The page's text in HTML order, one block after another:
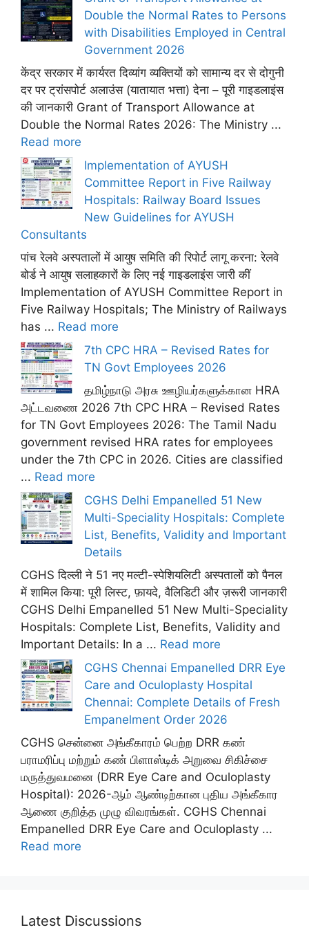
Double the Normal Rates to Persons
with Disabilities Employed in Central
Government 2026
केंद्र सरकार में कार्यरत दिव्यांग व्यक्तियों को सामान्य दर से दोगुनी
दर पर ट्रांसपोर्ट अलाउंस (यातायात भत्ता) देना – पूरी गाइडलाइंस
की जानकारी Grant of Transport Allowance at
Double the Normal Rates 2026: The Ministry ...
Read more
Implementation of AYUSH
Committee Report in Five Railway
Hospitals: Railway Board Issues
New Guidelines for AYUSH
Consultants
पांच रेलवे अस्पतालों में आयुष समिति की रिपोर्ट लागू करना: रेलवे
बोर्ड ने आयुष सलाहकारों के लिए नई गाइडलाइंस जारी कीं
Implementation of AYUSH Committee Report in
Five Railway Hospitals; The Ministry of Railways
has ... Read more
7th CPC HRA – Revised Rates for
TN Govt Employees 2026
தமிழ்நாடு அரசு ஊழியர்களுக்கான HRA
அட்டவணை 2026 7th CPC HRA – Revised Rates
for TN Govt Employees 2026: The Tamil Nadu
government revised HRA rates for employees
under the 7th CPC in 2026. Cities are classified
... Read more
CGHS Delhi Empanelled 51 New
Multi-Speciality Hospitals: Complete
List, Benefits, Validity and Important
Details
CGHS दिल्ली ने 51 नए मल्टी-स्पेशियलिटी अस्पतालों को पैनल
में शामिल किया: पूरी लिस्ट, फ़ायदे, वैलिडिटी और ज़रूरी जानकारी
CGHS Delhi Empanelled 51 New Multi-Speciality
Hospitals: Complete List, Benefits, Validity and
Important Details: In a ... Read more
CGHS Chennai Empanelled DRR Eye
Care and Oculoplasty Hospital
Chennai: Complete Details of Fresh
Empanelment Order 2026
CGHS சென்னை அங்கீகாரம் பெற்ற DRR கண்
பராமரிப்பு மற்றும் கண் பிளாஸ்டிக் அறுவை சிகிச்சை
மருத்துவமனை (DRR Eye Care and Oculoplasty
Hospital): 2026-ஆம் ஆண்டிற்கான புதிய அங்கீகார
ஆணை குறித்த முழு விவரங்கள். CGHS Chennai
Empanelled DRR Eye Care and Oculoplasty ...
Read more
Latest Discussions